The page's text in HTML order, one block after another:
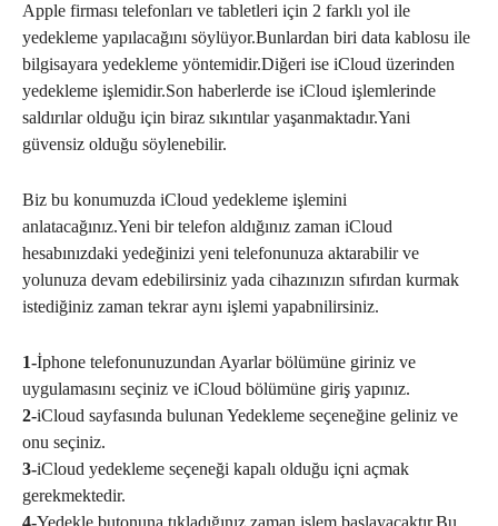
Apple firması telefonları ve tabletleri için 2 farklı yol ile
yedekleme yapılacağını söylüyor.Bunlardan biri data kablosu ile
bilgisayara yedekleme yöntemidir.Diğeri ise iCloud üzerinden
yedekleme işlemidir.Son haberlerde ise iCloud işlemlerinde
saldırılar olduğu için biraz sıkıntılar yaşanmaktadır.Yani
güvensiz olduğu söylenebilir.
Biz bu konumuzda iCloud yedekleme işlemini
anlatacağınız.Yeni bir telefon aldığınız zaman iCloud
hesabınızdaki yedeğinizi yeni telefonunuza aktarabilir ve
yolunuza devam edebilirsiniz yada cihazınızın sıfırdan kurmak
istediğiniz zaman tekrar aynı işlemi yapabnilirsiniz.
1-İphone telefonunuzundan Ayarlar bölümüne giriniz ve
uygulamasını seçiniz ve iCloud bölümüne giriş yapınız.
2-iCloud sayfasında bulunan Yedekleme seçeneğine geliniz ve
onu seçiniz.
3-iCloud yedekleme seçeneği kapalı olduğu içni açmak
gerekmektedir.
4-Yedekle butonuna tıkladığınız zaman işlem başlayacaktır.Bu